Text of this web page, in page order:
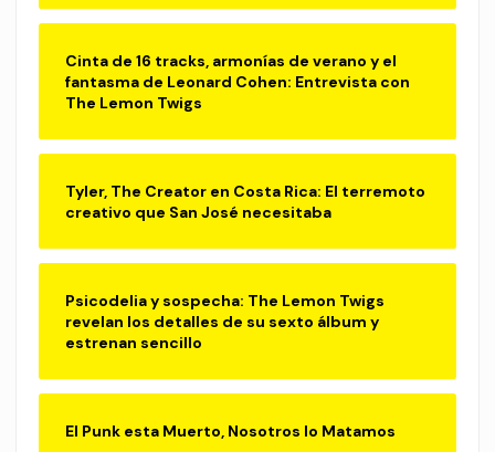
Cinta de 16 tracks, armonías de verano y el
fantasma de Leonard Cohen: Entrevista con
The Lemon Twigs
Tyler, The Creator en Costa Rica: El terremoto
creativo que San José necesitaba
Psicodelia y sospecha: The Lemon Twigs
revelan los detalles de su sexto álbum y
estrenan sencillo
El Punk esta Muerto, Nosotros lo Matamos